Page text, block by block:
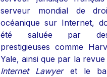
serveur mondial de
océanique sur Internet,
été saluée par des
prestigieuses comme
Yale, ainsi que par la revue
Internet Lawyer et le